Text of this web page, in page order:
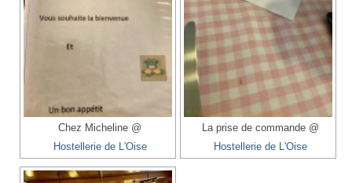
Chez Micheline @
Hostellerie de L'Oise
La prise de commande @
Hostellerie de L'Oise